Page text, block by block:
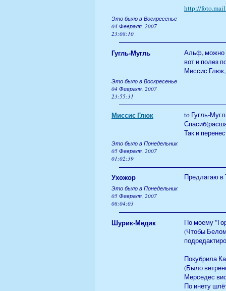
http://
Это было в Воскресенье
04 Февраля, 2007
23:08:10
Гугль-Мугль
Альф, можно
вот и полез
Миссис
Это было в Воскресенье
04 Февраля, 2007
23:55:31
Миссис Глюк
to Гугль-
Так и
Это было в Понедельник
05 Февраля, 2007
01:02:39
Ухожор Предлагаю в
Это было в Понедельник
05 Февраля, 2007
08:04:03
Шурик-Медик
По моему
(Чтобы
Покубрила
(Было
Мерседес
По инету